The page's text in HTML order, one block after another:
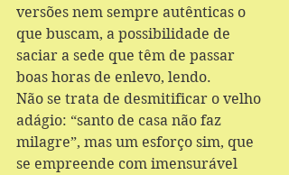
versões nem sempre autênticas o
que buscam, a possibilidade de
saciar a sede que têm de passar
boas horas de enlevo, lendo.
Não se trata de desmitificar o velho
adágio: “santo de casa não faz
milagre”, mas um esforço sim, que
se empreende com imensurável